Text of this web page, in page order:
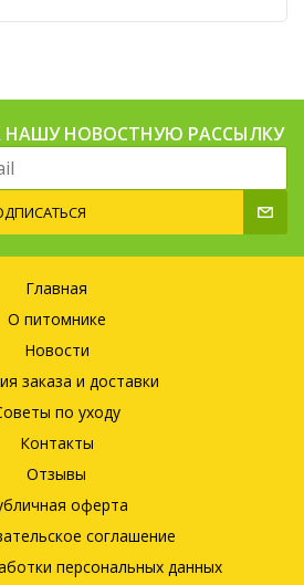
НОВОСТНУЮ РАССЫЛКУ
Главная
О питомнике
Новости
заказа и доставки
по уходу
Контакты
Отзывы
оферта
соглашение
персональных данных